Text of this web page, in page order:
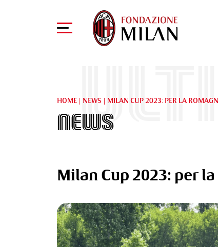
HOME | NEWS | MILAN CUP 2023: PER LA
News
Milan Cup 2023: per